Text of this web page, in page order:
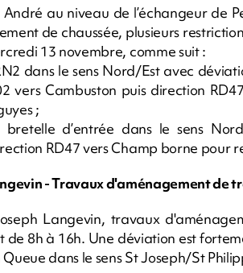
au niveau de l’échangeur de
de chaussée, plusieurs
13 novembre, comme suit :
dans le sens Nord/Est avec
vers Cambuston puis direction
;
d’entrée dans le sens
RD47 vers Champ borne pour
- Travaux d'aménagement de
Langevin, travaux
8h à 16h. Une déviation est
dans le sens St Joseph/St